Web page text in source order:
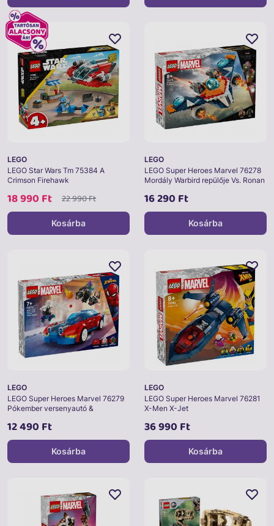
LEGO
LEGO Star Wars Tm 75384 A
Crimson Firehawk
18 990 Ft 22 990 Ft
Kosárba
LEGO
LEGO Super Heroes Marvel 76278
Mordály Warbird repülője Vs. Ronan
16 290 Ft
Kosárba
LEGO
LEGO Super Heroes Marvel 76279
Pókember versenyautó &
12 490 Ft
Kosárba
LEGO
LEGO Super Heroes Marvel 76281
X-Men X-Jet
36 990 Ft
Kosárba